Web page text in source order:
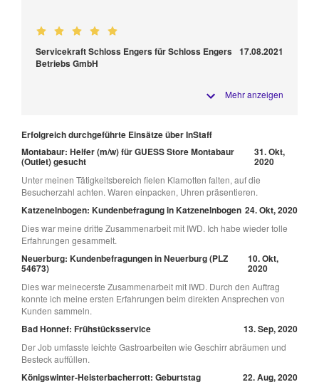
Servicekraft Schloss Engers für Schloss Engers
Betriebs GmbH
17.08.2021
Mehr anzeigen
Erfolgreich durchgeführte Einsätze über InStaff
Montabaur: Helfer (m/w) für GUESS Store Montabaur
(Outlet) gesucht
31. Okt,
2020
Unter meinen Tätigkeitsbereich fielen Klamotten falten, auf die
Besucherzahl achten. Waren einpacken, Uhren präsentieren.
Katzenelnbogen: Kundenbefragung in Katzenelnbogen 24. Okt, 2020
Dies war meine dritte Zusammenarbeit mit IWD. Ich habe wieder tolle
Erfahrungen gesammelt.
Neuerburg: Kundenbefragungen in Neuerburg (PLZ
54673)
10. Okt,
2020
Dies war meinecerste Zusammenarbeit mit IWD. Durch den Auftrag
konnte ich meine ersten Erfahrungen beim direkten Ansprechen von
Kunden sammeln.
Bad Honnef: Frühstücksservice 13. Sep, 2020
Der Job umfasste leichte Gastroarbeiten wie Geschirr abräumen und
Besteck auffüllen.
Königswinter-Heisterbacherrott: Geburtstag 22. Aug, 2020